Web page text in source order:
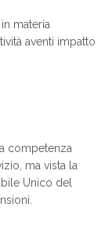
materia
aventi impatto
competenza
ma vista la
Unico del